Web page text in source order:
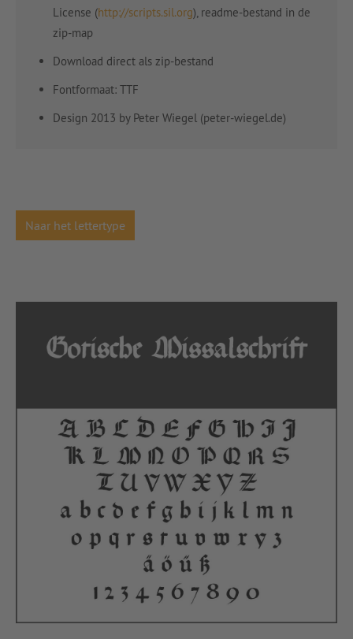
License (http://scripts.sil.org), readme-bestand in de
zip-map
Download direct als zip-bestand
Fontformaat: TTF
Design 2013 by Peter Wiegel (peter-wiegel.de)
Naar het lettertype